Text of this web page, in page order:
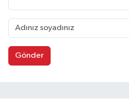
Gönder